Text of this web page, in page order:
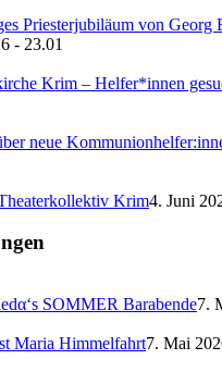
Priesterjubiläum von Georg
- 23.01
Krim – Helfer*innen
neue
Krim4. Juni
SOMMER Barabende7.
Maria Himmelfahrt7. Mai